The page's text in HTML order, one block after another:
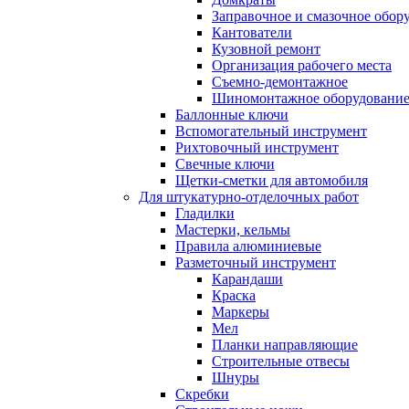
Заправочное и смазочное
Кантователи
Кузовной ремонт
Организация рабочего места
Съемно-демонтажное
Шиномонтажное оборудование
Баллонные ключи
Вспомогательный инструмент
Рихтовочный инструмент
Свечные ключи
Щетки-сметки для автомобиля
Для штукатурно-отделочных работ
Гладилки
Мастерки, кельмы
Правила алюминиевые
Разметочный инструмент
Карандаши
Краска
Маркеры
Мел
Планки направляющие
Строительные отвесы
Шнуры
Скребки